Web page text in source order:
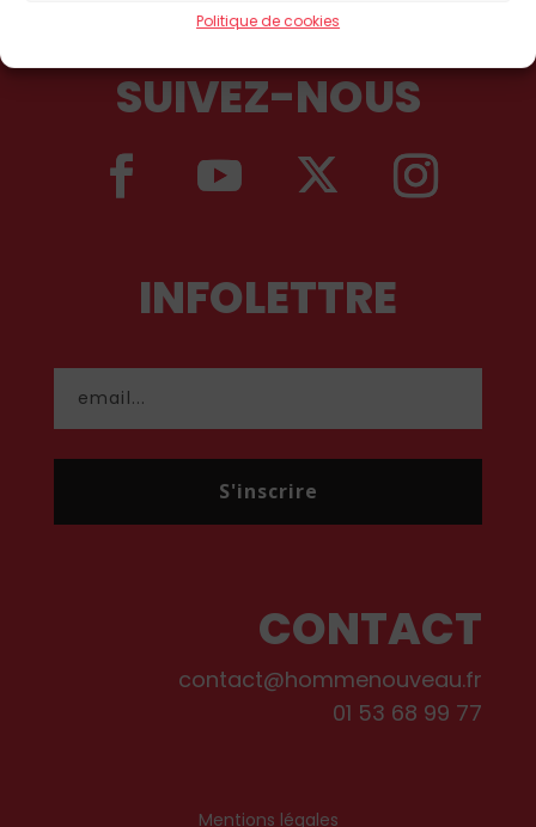
Politique de cookies
SUIVEZ-NOUS
INFOLETTRE
S'inscrire
CONTACT
contact@hommenouveau.fr
01 53 68 99 77
Mentions légales